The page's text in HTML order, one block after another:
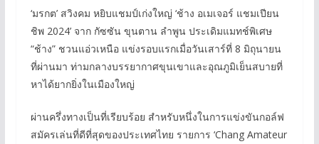
‘มรกต’ สวิงคม หยิบแชมป์เก่งใหญ่ ‘ช้าง อเมเจอร์ แชมเปียน
ชิพ 2024’ จาก กัซซัน ขุนตาน ลำพูน ประเดิมแมทช์พิเศษ
“ช้าง” ชวนแอ่วเหนือ แข่งรอบแรกเมื่อวันเสาร์ที่ 8 มิถุนายน
ที่ผ่านมา ท่ามกลางบรรยากาศขุนเขาและอุณภูมิเย็นสบายที่
หาได้ยากยิ่งในเมืองใหญ่
ผ่านครึ่งทางเป็นที่เรียบร้อย สำหรับหนึ่งในการแข่งขันกอล์ฟ
สมัครเล่นที่ดีที่สุดของประเทศไทย รายการ ‘Chang Amateur